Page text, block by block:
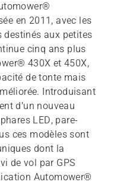
en 2011, avec les
destinés aux petites
cinq ans plus
430X et 450X,
de tonte mais
Introduisant
d’un nouveau
LED, pare-
ces modèles sont
dont la
de vol par GPS
Automower®